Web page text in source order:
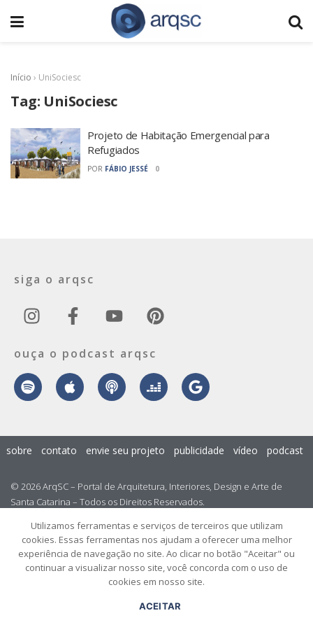
Início › UniSociesc
Tag: UniSociesc
Projeto de Habitação Emergencial para
Refugiados
POR FÁBIO JESSÉ 0
siga o arqsc
ouça o podcast arqsc
© 2026 ArqSC – Portal de Arquitetura, Interiores, Design e Arte de
Santa Catarina – Todos os Direitos Reservados.
sobre contato envie seu projeto publicidade vídeo podcast
Utilizamos ferramentas e serviços de terceiros que utilizam
cookies. Essas ferramentas nos ajudam a oferecer uma melhor
experiência de navegação no site. Ao clicar no botão "Aceitar" ou
continuar a visualizar nosso site, você concorda com o uso de
cookies em nosso site.
ACEITAR